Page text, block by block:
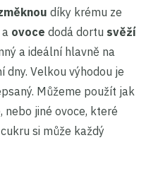
díky krému ze
a ovoce dodá dortu svěží
a ideální hlavně na
dny. Velkou výhodou je
Můžeme použít jak
nebo jiné ovoce, které
si může každý